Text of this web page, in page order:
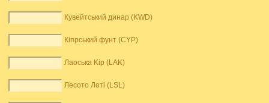
Кувейтський динар (KWD)
Кіпрський фунт (CYP)
Лаоська Kip (LAK)
Лесото Лоті (LSL)